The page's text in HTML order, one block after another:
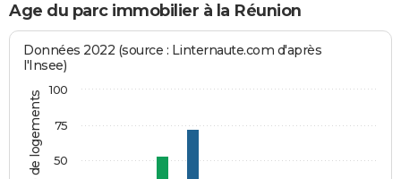
Age du parc immobilier à la Réunion
Données 2022 (source : Linternaute.com d'après
l'Insee)
50
75
100